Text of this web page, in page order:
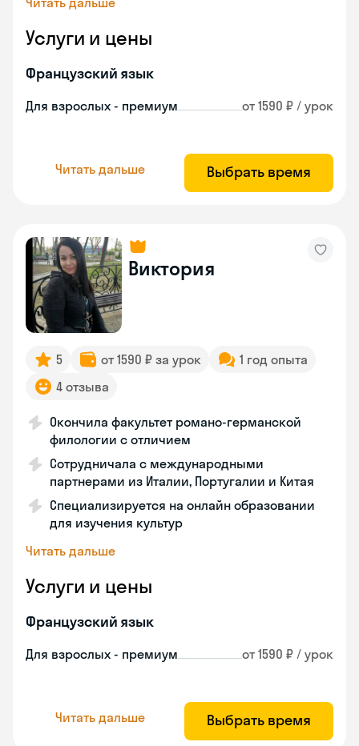
Услуги и цены
Французский язык
Для взрослых - премиум от 1590 ₽ / урок
Читать дальше Выбрать время
Виктория
5 от 1590 ₽ за урок
1 год опыта
4 отзыва
Окончила факультет романо-германской
филологии с отличием
Сотрудничала с международными
партнерами из Италии, Португалии и Китая
Специализируется на онлайн образовании
для изучения культур
Читать дальше
Услуги и цены
Французский язык
Для взрослых - премиум от 1590 ₽ / урок
Читать дальше Выбрать время